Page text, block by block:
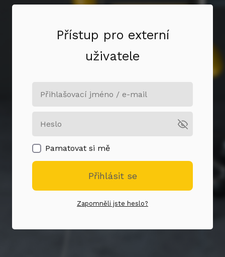
Přístup pro externí
uživatele
Pamatovat si mě
Přihlásit se
Zapomněli jste heslo?